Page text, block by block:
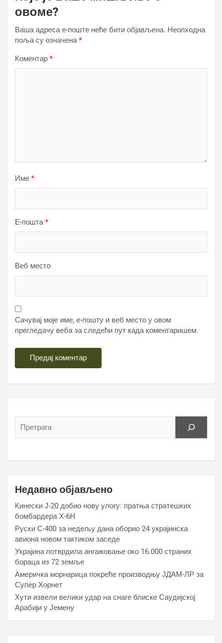
овоме?
Ваша адреса е-поште неће бити објављена. Неопходна
поља су означена*
Коментар *
Име *
Е-пошта*
Веб место
Сачувај моје име, е-пошту и веб место у овом
прегледачу веба за следећи пут када коментаришем.
Недавно објављено
Кинески Ј-20 добио нову улогу: пратња стратешких
бомбардера Х-6Н
Руски С-400 за недељу дана оборио 24 украјинска
авиона новом тактиком заседе
Украјина потврдила ангажовање око 16.000 страних
бораца из 72 земље
Америчка морнарица покреће производњу ЈДАМ-ЛР за
Супер Хорнет
Хути извели велики удар на снаге блиске Саудијској
Арабији у Јемену